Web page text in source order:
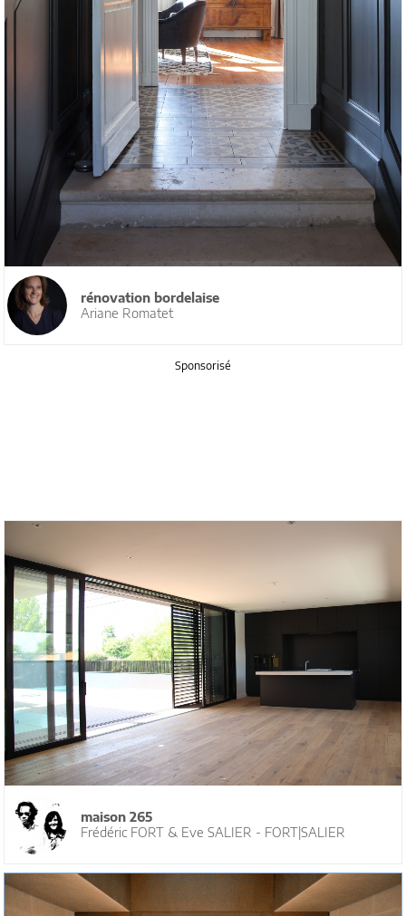
rénovation bordelaise
Ariane Romatet
Sponsorisé
maison 265
Frédéric FORT & Eve SALIER - FORT|SALIER